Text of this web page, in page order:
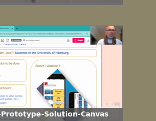
Prototype-Solution-Canvas